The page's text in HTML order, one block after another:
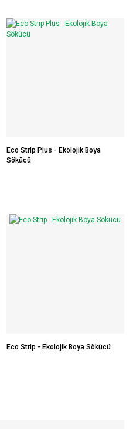
Eco Strip Plus - Ekolojik Boya
Sökücü
Eco Strip - Ekolojik Boya Sökücü